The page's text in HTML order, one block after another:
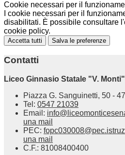
Cookie necessari per il
I cookie necessari per il
disabilitati. È possibile consultare
cookie policy.
Accetta tutti Salva le preferenze
Contatti
Liceo Ginnasio Statale "V. Monti"
Piazza G. Sanguinetti, 50 -
Tel: 0547 21039
Email:
una mail
PEC:
una mail
C.F.: 81008400400